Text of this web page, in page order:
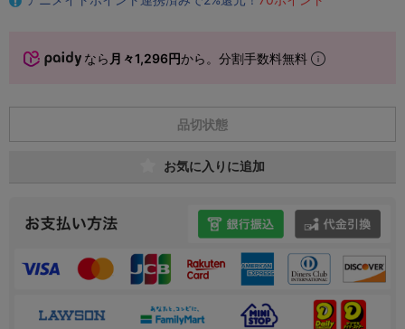
なら 月々1,296円から。分割手数料無料
品切状態
お気に入りに追加